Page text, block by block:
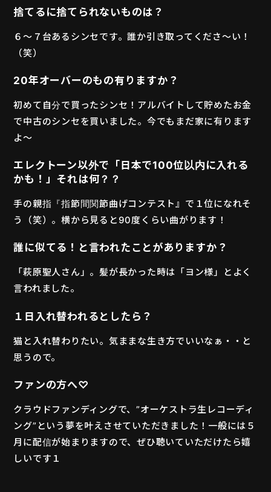
捨てるに捨てられないものは？
６〜７台あるシンセです。誰か引き取ってくださ〜い！
（笑）
20年オーバーのもの有りますか？
初めて自分で買ったシンセ！アルバイトして貯めたお金
で中古のシンセを買いました。今でもまだ家に有ります
よ〜
エレクトーン以外で「日本で100位以内に入れる
かも！」それは何？？
手の親指『指節間関節曲げコンテスト』で１位になれそ
う（笑）。横から見ると90度くらい曲がります！
誰に似てる！と言われたことがありますか？
「萩原聖人さん」。髪が長かった時は「ヨン様」とよく
言われました。
１日入れ替われるとしたら？
猫と入れ替わりたい。気ままな生き方でいいなぁ・・と
思うので。
ファンの方へ♡
クラウドファンディングで、”オーケストラ生レコーディ
ング”という夢を叶えさせていただきました！一般には５
月に配信が始まりますので、ぜひ聴いていただけたら嬉
しいです１